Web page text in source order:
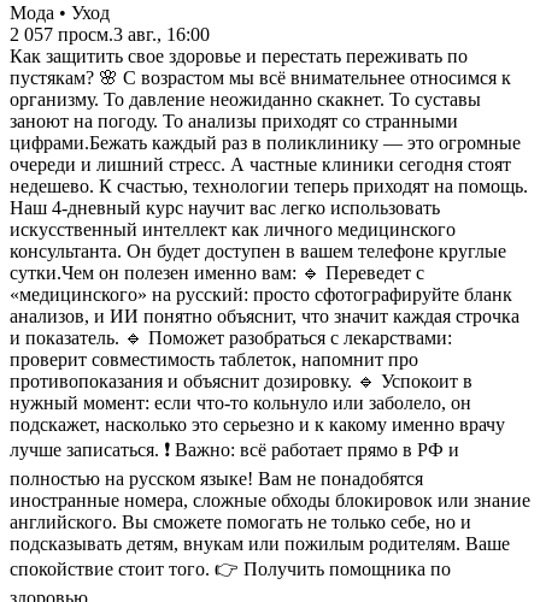
Мода • Уход
2 057 просм.3 авг., 16:00
Как защитить свое здоровье и перестать переживать по
пустякам? 🌸 С возрастом мы всё внимательнее относимся к
организму. То давление неожиданно скакнет. То суставы
заноют на погоду. То анализы приходят со странными
цифрами.Бежать каждый раз в поликлинику — это огромные
очереди и лишний стресс. А частные клиники сегодня стоят
недешево. К счастью, технологии теперь приходят на помощь.
Наш 4-дневный курс научит вас легко использовать
искусственный интеллект как личного медицинского
консультанта. Он будет доступен в вашем телефоне круглые
сутки.Чем он полезен именно вам: 🔹 Переведет с
«медицинского» на русский: просто сфотографируйте бланк
анализов, и ИИ понятно объяснит, что значит каждая строчка
и показатель. 🔹 Поможет разобраться с лекарствами:
проверит совместимость таблеток, напомнит про
противопоказания и объяснит дозировку. 🔹 Успокоит в
нужный момент: если что-то кольнуло или заболело, он
подскажет, насколько это серьезно и к какому именно врачу
лучше записаться. ❗️ Важно: всё работает прямо в РФ и
полностью на русском языке! Вам не понадобятся
иностранные номера, сложные обходы блокировок или знание
английского. Вы сможете помогать не только себе, но и
подсказывать детям, внукам или пожилым родителям. Ваше
спокойствие стоит того. 👉 Получить помощника по
здоровью